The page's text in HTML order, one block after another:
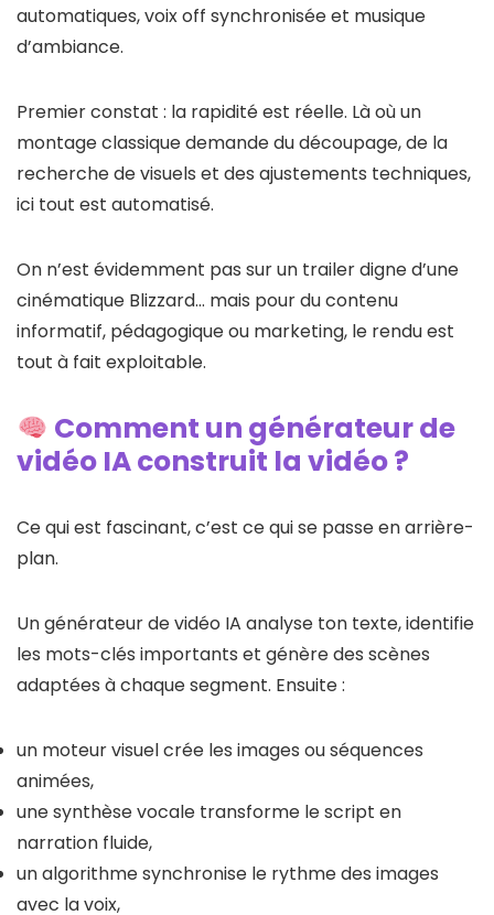
automatiques, voix off synchronisée et musique
d’ambiance.
Premier constat : la rapidité est réelle. Là où un
montage classique demande du découpage, de la
recherche de visuels et des ajustements techniques,
ici tout est automatisé.
On n’est évidemment pas sur un trailer digne d’une
cinématique Blizzard… mais pour du contenu
informatif, pédagogique ou marketing, le rendu est
tout à fait exploitable.
Comment un générateur de
vidéo IA construit la vidéo ?
Ce qui est fascinant, c’est ce qui se passe en arrière-
plan.
Un générateur de vidéo IA analyse ton texte, identifie
les mots-clés importants et génère des scènes
adaptées à chaque segment. Ensuite :
un moteur visuel crée les images ou séquences
animées,
une synthèse vocale transforme le script en
narration fluide,
un algorithme synchronise le rythme des images
avec la voix,